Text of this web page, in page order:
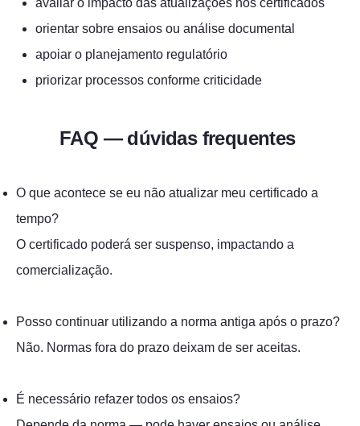
avaliar o impacto das atualizações nos certificados
orientar sobre ensaios ou análise documental
apoiar o planejamento regulatório
priorizar processos conforme criticidade
FAQ — dúvidas frequentes
O que acontece se eu não atualizar meu certificado a
tempo?
O certificado poderá ser suspenso, impactando a
comercialização.
Posso continuar utilizando a norma antiga após o prazo?
Não. Normas fora do prazo deixam de ser aceitas.
É necessário refazer todos os ensaios?